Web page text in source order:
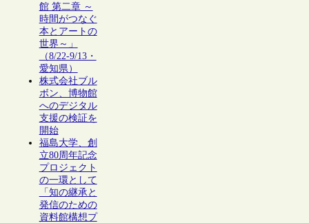
館 第二章 ～
時間がつなぐ
本とアートの
世界～」
（8/22-9/13・
愛知県）
株式会社ブル
ボン、博物館
へのデジタル
支援の検証を
開始
福島大学、創
立80周年記念
プロジェクト
の一環として
「知の継承と
発信のための
資料館構想プ